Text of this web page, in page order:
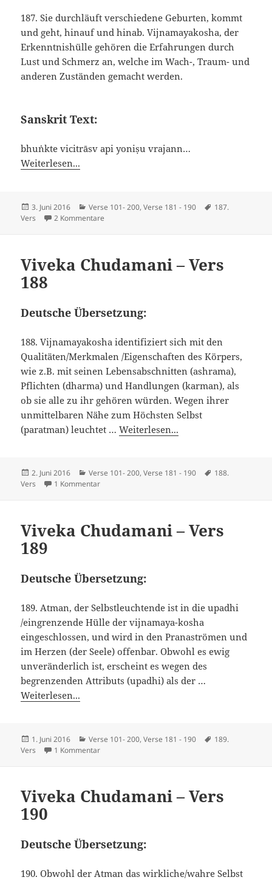
187. Sie durchläuft verschiedene Geburten, kommt
und geht, hinauf und hinab. Vijnamayakosha, der
Erkenntnishülle gehören die Erfahrungen durch
Lust und Schmerz an, welche im Wach-, Traum- und
anderen Zuständen gemacht werden.
Sanskrit Text:
bhuṅkte vicitrāsv api yoniṣu vrajann…
Weiterlesen...
Veröffentlicht
am
3. Juni 2016 Kategorien
Verse 101- 200,Verse 181 - 190 Schlagwörter
187.
Vers
2 Kommentare
Viveka Chudamani – Vers
188
Deutsche Übersetzung:
188. Vijnamayakosha identifiziert sich mit den
Qualitäten/Merkmalen /Eigenschaften des Körpers,
wie z.B. mit seinen Lebensabschnitten (ashrama),
Pflichten (dharma) und Handlungen (karman), als
ob sie alle zu ihr gehören würden. Wegen ihrer
unmittelbaren Nähe zum Höchsten Selbst
(paratman) leuchtet …Weiterlesen...
Veröffentlicht
am
2. Juni 2016 Kategorien
Verse 101- 200,Verse 181 - 190 Schlagwörter
188.
Vers
1 Kommentarzu Viveka Chudamani – Vers 188
Viveka Chudamani – Vers
189
Deutsche Übersetzung:
189. Atman, der Selbstleuchtende ist in die upadhi
/eingrenzende Hülle der vijnamaya-kosha
eingeschlossen, und wird in den Pranaströmen und
im Herzen (der Seele) offenbar. Obwohl es ewig
unveränderlich ist, erscheint es wegen des
begrenzenden Attributs (upadhi) als der …
Weiterlesen...
Veröffentlicht
am
1. Juni 2016 Kategorien
Verse 101- 200,Verse 181 - 190 Schlagwörter
189.
Vers
1 Kommentarzu Viveka Chudamani – Vers 189
Viveka Chudamani – Vers
190
Deutsche Übersetzung:
190. Obwohl der Atman das wirkliche/wahre Selbst